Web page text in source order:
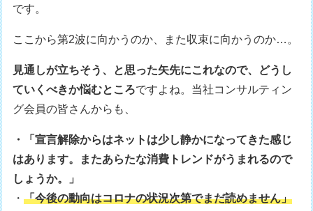
です。
ここから第2波に向かうのか、また収束に向かうのか…。
見通しが立ちそう、と思った矢先にこれなので、どうし
ていくべきか悩むところですよね。当社コンサルティン
グ会員の皆さんからも、
・「宣言解除からはネットは少し静かになってきた感じ
はあります。またあらたな消費トレンドがうまれるので
しょうか。」
・「今後の動向はコロナの状況次第でまだ読めません」